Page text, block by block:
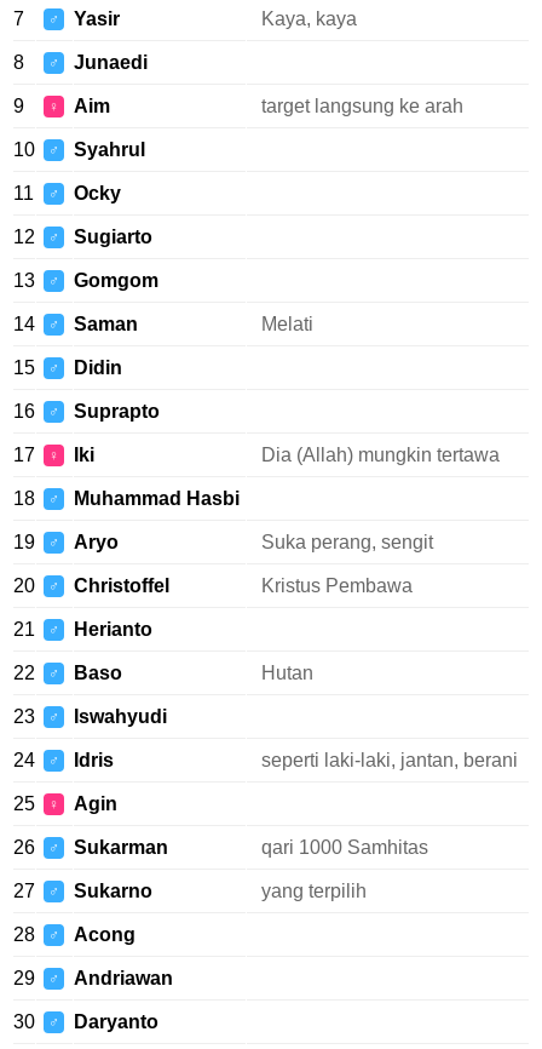
7 ♂ Yasir Kaya, kaya
8 ♂ Junaedi
9 ♀ Aim target langsung ke arah
10 ♂ Syahrul
11 ♂ Ocky
12 ♂ Sugiarto
13 ♂ Gomgom
14 ♂ Saman Melati
15 ♂ Didin
16 ♂ Suprapto
17 ♀ Iki Dia (Allah) mungkin tertawa
18 ♂ Muhammad Hasbi
19 ♂ Aryo Suka perang, sengit
20 ♂ Christoffel Kristus Pembawa
21 ♂ Herianto
22 ♂ Baso Hutan
23 ♂ Iswahyudi
24 ♂ Idris seperti laki-laki, jantan, berani
25 ♀ Agin
26 ♂ Sukarman qari 1000 Samhitas
27 ♂ Sukarno yang terpilih
28 ♂ Acong
29 ♂ Andriawan
30 ♂ Daryanto